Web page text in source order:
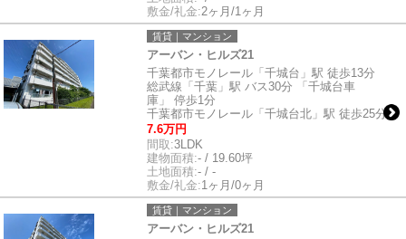
敷金/礼金:2ヶ月/1ヶ月
賃貸｜マンション
アーバン・ヒルズ21
千葉都市モノレール「千城台」駅 徒歩13分
総武線「千葉」駅 バス30分 「千城台車
庫」 停歩1分
千葉都市モノレール「千城台北」駅 徒歩25分
7.6万円
間取:3LDK
建物面積:- / 19.60坪
土地面積:- / -
敷金/礼金:1ヶ月/0ヶ月
賃貸｜マンション
アーバン・ヒルズ21